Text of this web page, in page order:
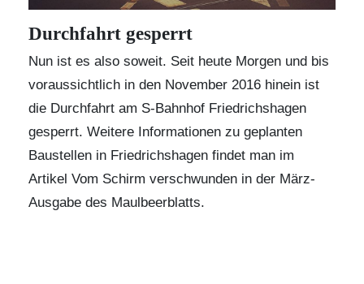
Durchfahrt gesperrt
Nun ist es also soweit. Seit heute Morgen und bis
voraussichtlich in den November 2016 hinein ist
die Durchfahrt am S-Bahnhof Friedrichshagen
gesperrt. Weitere Informationen zu geplanten
Baustellen in Friedrichshagen findet man im
Artikel Vom Schirm verschwunden in der März-
Ausgabe des Maulbeerblatts.